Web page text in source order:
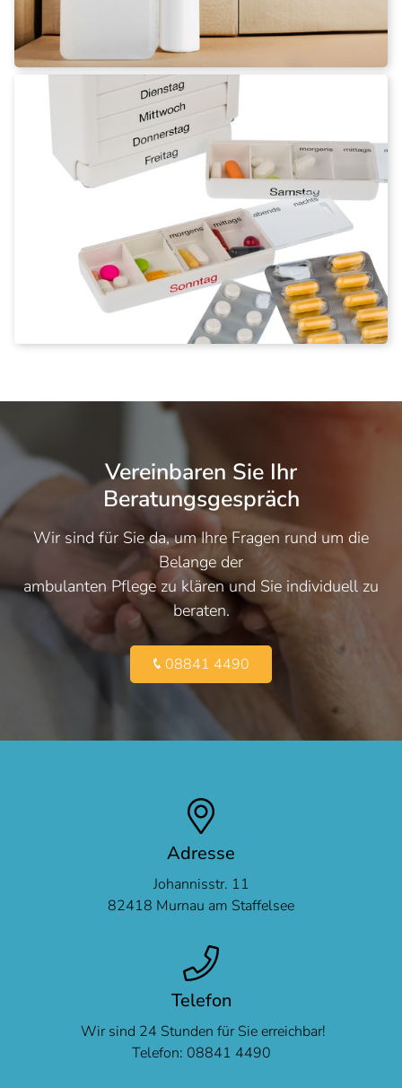
Vereinbaren Sie Ihr
Beratungsgespräch
Wir sind für Sie da, um Ihre Fragen rund um die
Belange der
ambulanten Pflege zu klären und Sie individuell zu
beraten.
08841 4490
Adresse
Johannisstr. 11
82418 Murnau am Staffelsee
Telefon
Wir sind 24 Stunden für Sie erreichbar!
Telefon: 08841 4490